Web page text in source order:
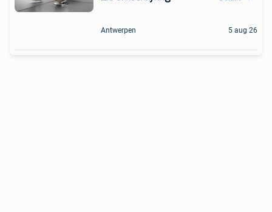
Antwerpen 5 aug 26